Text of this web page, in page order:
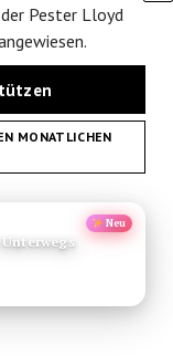
Pester Lloyd
MONATLICHEN
Neu